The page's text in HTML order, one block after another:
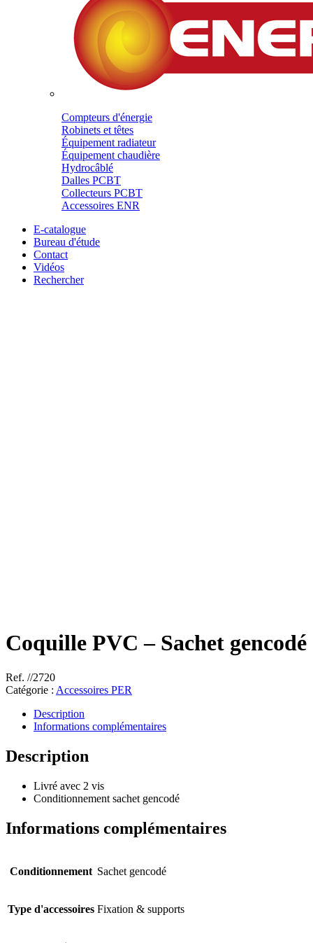
Compteurs d'énergie
Robinets et têtes
Équipement radiateur
Équipement chaudière
Hydrocâblé
Dalles PCBT
Collecteurs PCBT
Accessoires ENR
E-catalogue
Bureau d'étude
Contact
Vidéos
Rechercher
Coquille PVC – Sachet gencodé
Ref. //2720
Catégorie : Accessoires PER
Description
Informations complémentaires
Description
Livré avec 2 vis
Conditionnement sachet gencodé
Informations complémentaires
Conditionnement Sachet gencodé
Type d'accessoires Fixation & supports